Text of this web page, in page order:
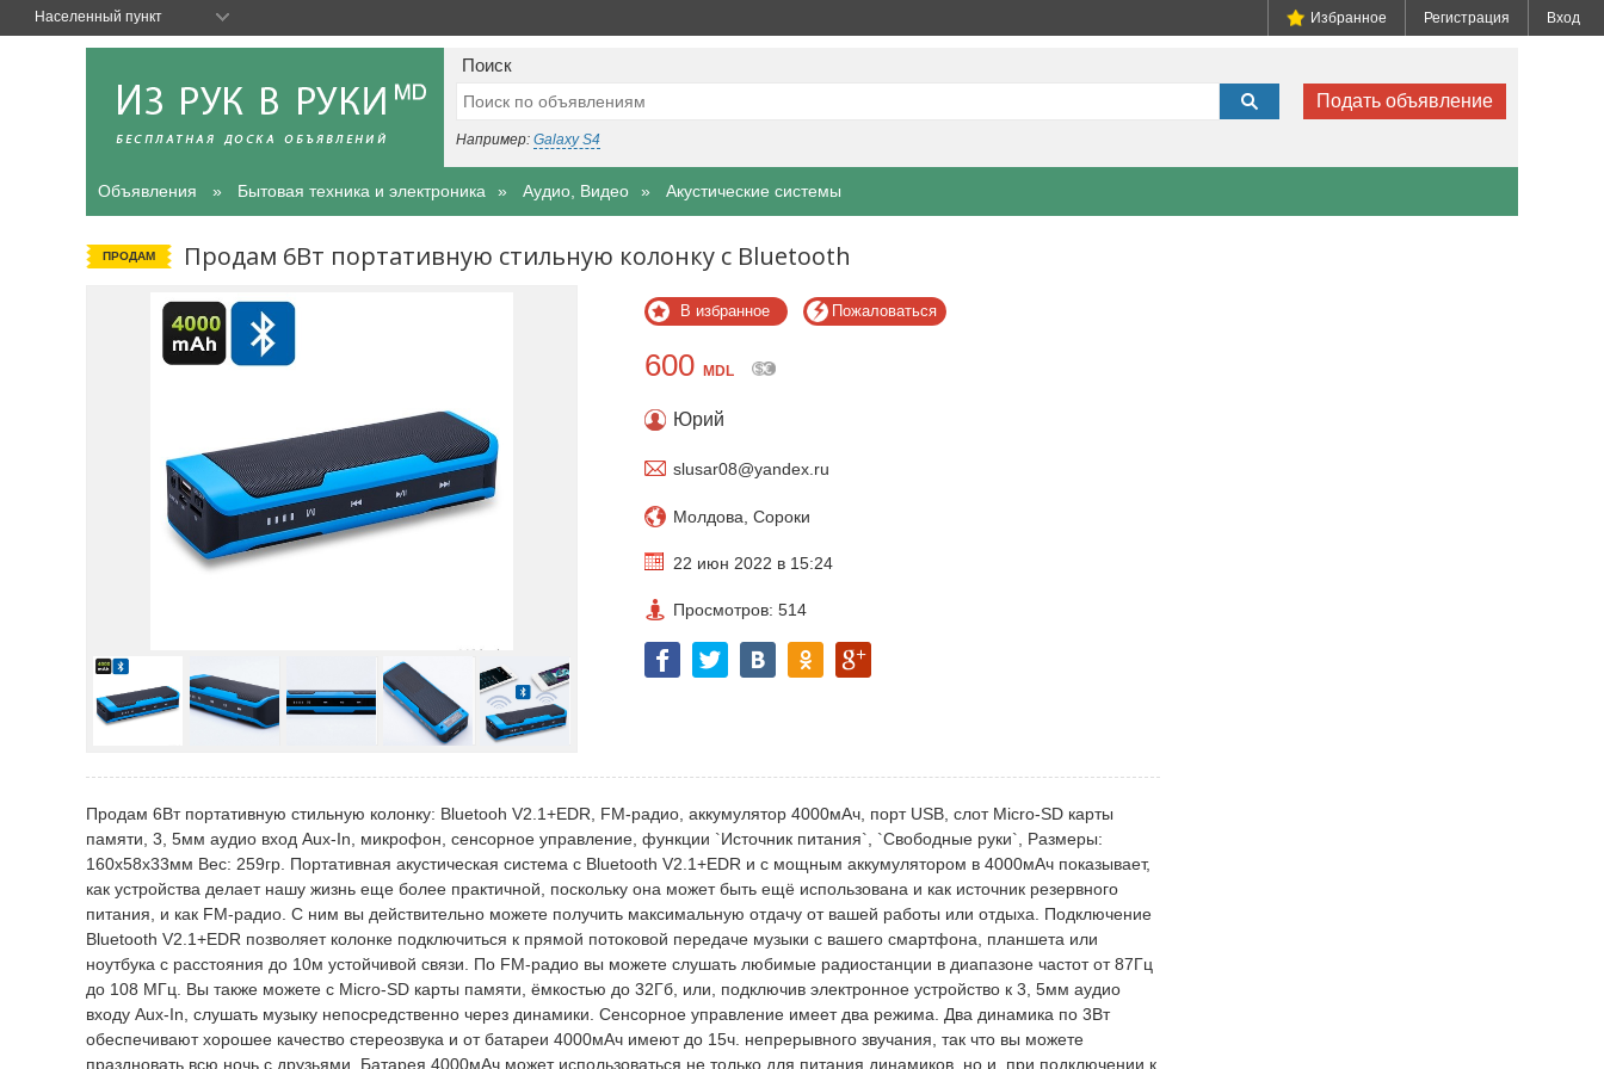
Поиск
Подать объявление
Например: Galaxy S4
Объявления Бытовая техника и электроника Аудио, Видео Акустические системы
ПРОДАМ Продам 6Вт портативную стильную колонку с Bluetooth
В избранное Пожаловаться
600 MDL
Юрий
slusar08@yandex.ru
Молдова, Сороки
22 июн 2022 в 15:24
Просмотров: 514
Продам 6Вт портативную стильную колонку: Bluetooh V2.1+EDR, FM-радио, аккумулятор 4000мАч, порт USB, слот Micro-SD карты
памяти, 3, 5мм аудио вход Aux-In, микрофон, сенсорное управление, функции `Источник питания`, `Свободные руки`, Размеры:
160x58x33мм Вес: 259гр. Портативная акустическая система с Bluetooth V2.1+EDR и с мощным аккумулятором в 4000мАч показывает,
как устройства делает нашу жизнь еще более практичной, поскольку она может быть ещё использована и как источник резервного
питания, и как FM-радио. С ним вы действительно можете получить максимальную отдачу от вашей работы или отдыха. Подключение
Bluetooth V2.1+EDR позволяет колонке подключиться к прямой потоковой передаче музыки с вашего смартфона, планшета или
ноутбука с расстояния до 10м устойчивой связи. По FM-радио вы можете слушать любимые радиостанции в диапазоне частот от 87Гц
до 108 МГц. Вы также можете с Micro-SD карты памяти, ёмкостью до 32Гб, или, подключив электронное устройство к 3, 5мм аудио
входу Aux-In, слушать музыку непосредственно через динамики. Сенсорное управление имеет два режима. Два динамика по 3Вт
обеспечивают хорошее качество стереозвука и от батареи 4000мАч имеют до 15ч. непрерывного звучания, так что вы можете
праздновать всю ночь с друзьями. Батарея 4000мАч может использоваться не только для питания динамиков, но и, при подключении к
Населенный пункт Избранное Регистрация Вход